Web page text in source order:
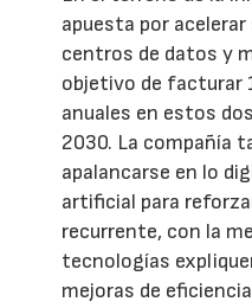
apuesta por
centros de datos y
objetivo de facturar
anuales en estos
2030. La compañía
apalancarse en lo
artificial para
recurrente, con la
tecnologías
mejoras de